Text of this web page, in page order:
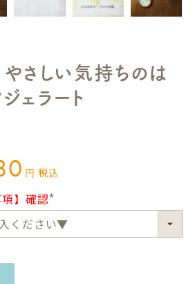
やさしい気持ちのは
ェラート
税込
】確認
(
必
須